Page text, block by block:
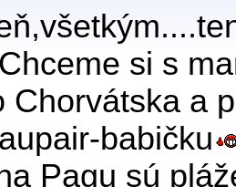
si s
Chorvátska a
babičku
Pagu sú